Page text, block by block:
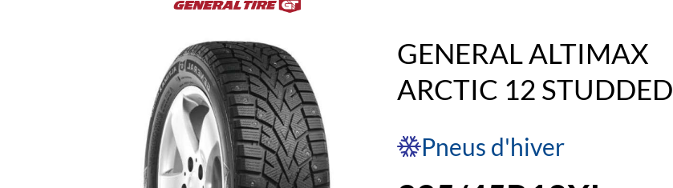
GENERAL ALTIMAX
ARCTIC 12 STUDDED
Pneus d'hiver